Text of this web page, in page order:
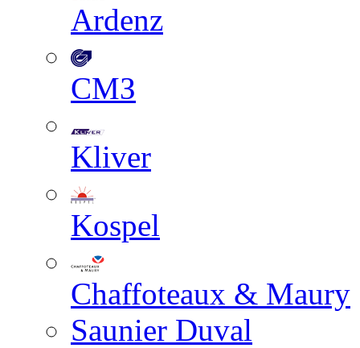
Ardenz
СМЗ
Kliver
Kospel
Chaffoteaux & Maury
Saunier Duval